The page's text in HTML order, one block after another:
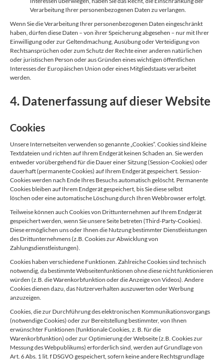
Verarbeitung Ihrer personenbezogenen Daten zu verlangen.
Wenn Sie die Verarbeitung Ihrer personenbezogenen Daten eingeschränkt
haben, dürfen diese Daten – von ihrer Speicherung abgesehen – nur mit Ihrer
Einwilligung oder zur Geltendmachung, Ausübung oder Verteidigung von
Rechtsansprüchen oder zum Schutz der Rechte einer anderen natürlichen
oder juristischen Person oder aus Gründen eines wichtigen öffentlichen
Interesses der Europäischen Union oder eines Mitgliedstaats verarbeitet
werden.
4. Datenerfassung auf dieser Website
Cookies
Unsere Internetseiten verwenden so genannte „Cookies“. Cookies sind kleine
Textdateien und richten auf Ihrem Endgerät keinen Schaden an. Sie werden
entweder vorübergehend für die Dauer einer Sitzung (Session-Cookies) oder
dauerhaft (permanente Cookies) auf Ihrem Endgerät gespeichert. Session-
Cookies werden nach Ende Ihres Besuchs automatisch gelöscht. Permanente
Cookies bleiben auf Ihrem Endgerät gespeichert, bis Sie diese selbst
löschen oder eine automatische Löschung durch Ihren Webbrowser erfolgt.
Teilweise können auch Cookies von Drittunternehmen auf Ihrem Endgerät
gespeichert werden, wenn Sie unsere Seite betreten (Third-Party-Cookies).
Diese ermöglichen uns oder Ihnen die Nutzung bestimmter Dienstleistungen
des Drittunternehmens (z.B. Cookies zur Abwicklung von
Zahlungsdienstleistungen).
Cookies haben verschiedene Funktionen. Zahlreiche Cookies sind technisch
notwendig, da bestimmte Webseitenfunktionen ohne diese nicht funktionieren
würden (z.B. die Warenkorbfunktion oder die Anzeige von Videos). Andere
Cookies dienen dazu, das Nutzerverhalten auszuwerten oder Werbung
anzuzeigen.
Cookies, die zur Durchführung des elektronischen Kommunikationsvorgangs
(notwendige Cookies) oder zur Bereitstellung bestimmter, von Ihnen
erwünschter Funktionen (funktionale Cookies, z. B. für die
Warenkorbfunktion) oder zur Optimierung der Webseite (z.B. Cookies zur
Messung des Webpublikums) erforderlich sind, werden auf Grundlage von
Art. 6 Abs. 1 lit. f DSGVO gespeichert, sofern keine andere Rechtsgrundlage